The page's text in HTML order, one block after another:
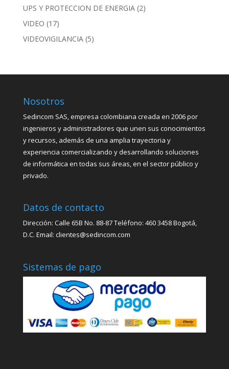
UPS Y PROTECCION DE ENERGIA (2)
VIDEO (17)
VIDEOVIGILANCIA (5)
Nosotros
Sedincom SAS, empresa colombiana creada en 2006 por
ingenieros y administradores que unen sus conocimientos
y recursos, además de una amplia trayectoria y
experiencia comercializando y desarrollando soluciones
de informática en todas sus áreas, en el sector público y
privado.
Datos de contacto
Dirección: Calle 65B No. 88-87 Teléfono: 460 3458 Bogotá,
D.C. Email: clientes@sedincom.com
Sistemas de pago